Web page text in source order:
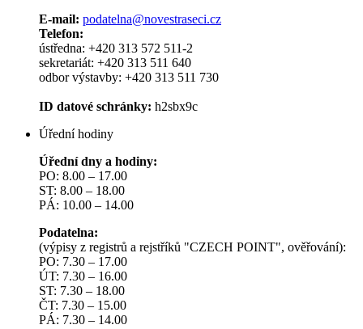
E-mail: podatelna@novestraseci.cz
Telefon:
ústředna: +420 313 572 511-2
sekretariát: +420 313 511 640
odbor výstavby: +420 313 511 730
ID datové schránky: h2sbx9c
Úřední hodiny
Úřední dny a hodiny:
PO: 8.00 – 17.00
ST: 8.00 – 18.00
PÁ: 10.00 – 14.00
Podatelna:
(výpisy z registrů a rejstříků "CZECH POINT", ověřování):
PO: 7.30 – 17.00
ÚT: 7.30 – 16.00
ST: 7.30 – 18.00
ČT: 7.30 – 15.00
PÁ: 7.30 – 14.00